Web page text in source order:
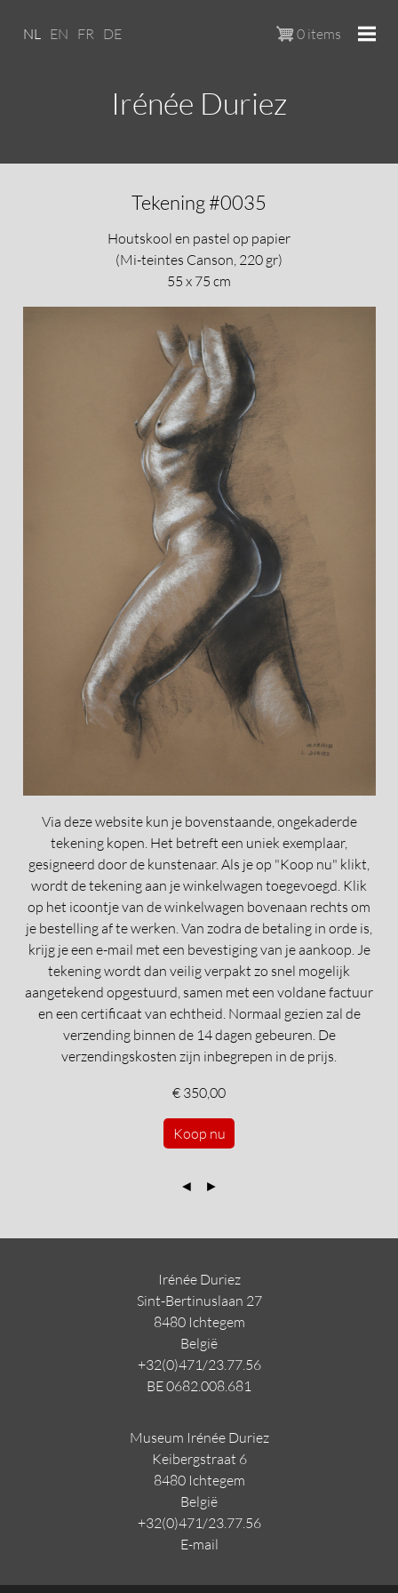
0 items
NL EN FR DE
Irénée Duriez
Tekening #0035
Houtskool en pastel op papier
(Mi-teintes Canson, 220 gr)
55 x 75 cm
Via deze website kun je bovenstaande, ongekaderde
tekening kopen. Het betreft een uniek exemplaar,
gesigneerd door de kunstenaar. Als je op "Koop nu" klikt,
wordt de tekening aan je winkelwagen toegevoegd. Klik
op het icoontje van de winkelwagen bovenaan rechts om
je bestelling af te werken. Van zodra de betaling in orde is,
krijg je een e-mail met een bevestiging van je aankoop. Je
tekening wordt dan veilig verpakt zo snel mogelijk
aangetekend opgestuurd, samen met een voldane factuur
en een certificaat van echtheid. Normaal gezien zal de
verzending binnen de 14 dagen gebeuren. De
verzendingskosten zijn inbegrepen in de prijs.
€ 350,00
Koop nu
◄ ►
Irénée Duriez
Sint-Bertinuslaan 27
8480 Ichtegem
België
+32(0)471/23.77.56
BE 0682.008.681
Museum Irénée Duriez
Keibergstraat 6
8480 Ichtegem
België
+32(0)471/23.77.56
E-mail